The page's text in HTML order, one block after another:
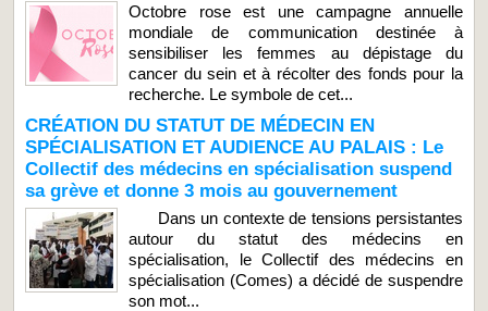
Octobre rose est une campagne annuelle
mondiale de communication destinée à
sensibiliser les femmes au dépistage du
cancer du sein et à récolter des fonds pour la
recherche. Le symbole de cet...
CRÉATION DU STATUT DE MÉDECIN EN
SPÉCIALISATION ET AUDIENCE AU PALAIS : Le
Collectif des médecins en spécialisation suspend
sa grève et donne 3 mois au gouvernement
Dans un contexte de tensions persistantes
autour du statut des médecins en
spécialisation, le Collectif des médecins en
spécialisation (Comes) a décidé de suspendre
son mot...